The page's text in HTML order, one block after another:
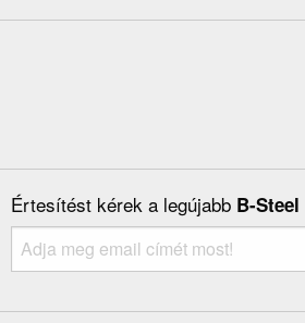
Értesítést kérek a legújabb B-Steel